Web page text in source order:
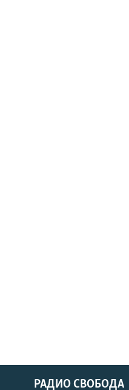
РАДИО СВОБОДА